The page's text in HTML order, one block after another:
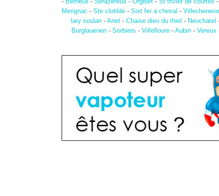
Merignac - Ste clotilde- Sixt fer a cheval - Villecheneve
lary soulan - Anet - Chaise dieu du theil - Neuchatel
Burglauenen - Sorbiers - Villefloure - Aubin - Vereux